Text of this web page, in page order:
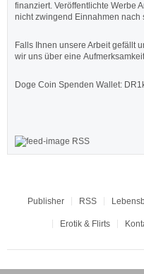
finanziert. Veröffentlichte Werbe
nicht zwingend Einnahmen nach
Falls Ihnen unsere Arbeit gefällt
wir uns über eine
Doge Coin Spenden Wallet:
RSS
Publisher RSS
Erotik & Flirts